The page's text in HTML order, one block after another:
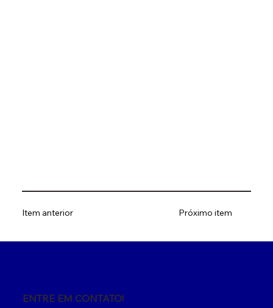
Próximo item
Item anterior
ENTRE EM CONTATO!